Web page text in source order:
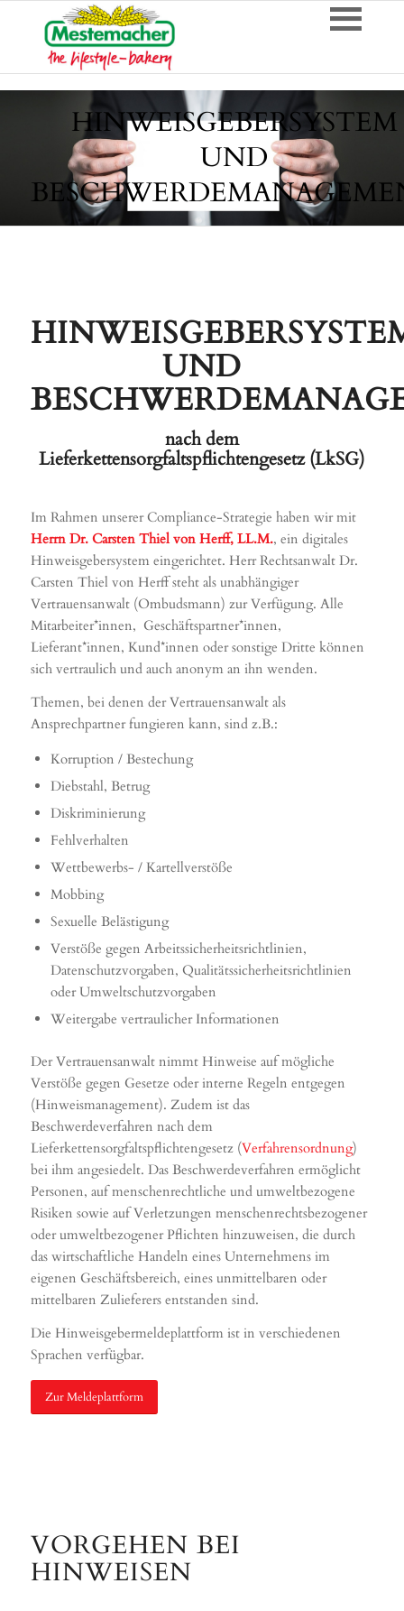
HINWEISGEBERSYSTEM
UND
UND
nach dem
Lieferkettensorgfaltspflichtengesetz (LkSG)
Im Rahmen unserer Compliance-Strategie haben wir mit
Herrn Dr. Carsten Thiel von Herff, LL.M., ein digitales
Hinweisgebersystem eingerichtet. Herr Rechtsanwalt Dr.
Carsten Thiel von Herff steht als unabhängiger
Vertrauensanwalt (Ombudsmann) zur Verfügung. Alle
Mitarbeiter*innen, Geschäftspartner*innen,
Lieferant*innen, Kund*innen oder sonstige Dritte können
sich vertraulich und auch anonym an ihn wenden.
Themen, bei denen der Vertrauensanwalt als
Ansprechpartner fungieren kann, sind z.B.:
Korruption / Bestechung
Diebstahl, Betrug
Diskriminierung
Fehlverhalten
Wettbewerbs- / Kartellverstöße
Mobbing
Sexuelle Belästigung
Verstöße gegen Arbeitssicherheitsrichtlinien,
Datenschutzvorgaben, Qualitätssicherheitsrichtlinien
oder Umweltschutzvorgaben
Weitergabe vertraulicher Informationen
Der Vertrauensanwalt nimmt Hinweise auf mögliche
Verstöße gegen Gesetze oder interne Regeln entgegen
(Hinweismanagement). Zudem ist das
Beschwerdeverfahren nach dem
Lieferkettensorgfaltspflichtengesetz (Verfahrensordnung)
bei ihm angesiedelt. Das Beschwerdeverfahren ermöglicht
Personen, auf menschenrechtliche und umweltbezogene
Risiken sowie auf Verletzungen menschenrechtsbezogener
oder umweltbezogener Pflichten hinzuweisen, die durch
das wirtschaftliche Handeln eines Unternehmens im
eigenen Geschäftsbereich, eines unmittelbaren oder
mittelbaren Zulieferers entstanden sind.
Die Hinweisgebermeldeplattform ist in verschiedenen
Sprachen verfügbar.
Zur Meldeplattform
VORGEHEN BEI
HINWEISEN